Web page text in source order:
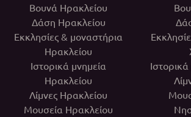
Βουνά Ηρακλείου
Δάση Ηρακλείου
Εκκλησίες & μοναστήρια
Ηρακλείου
Ιστορικά μνημεία
Ηρακλείου
Λίμνες Ηρακλείου
Μουσεία Ηρακλείου